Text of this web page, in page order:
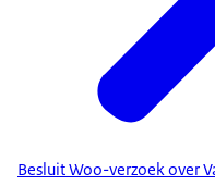
Besluit Woo-verzoek over